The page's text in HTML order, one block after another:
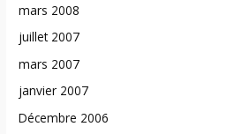
mars 2008
juillet 2007
mars 2007
janvier 2007
Décembre 2006